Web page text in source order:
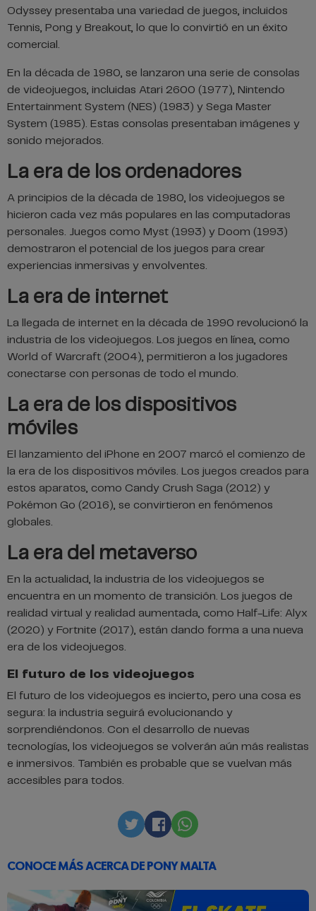
Odyssey presentaba una variedad de juegos, incluidos
Tennis, Pong y Breakout, lo que lo convirtió en un éxito
comercial.
En la década de 1980, se lanzaron una serie de consolas
de videojuegos, incluidas Atari 2600 (1977), Nintendo
Entertainment System (NES) (1983) y Sega Master
System (1985). Estas consolas presentaban imágenes y
sonido mejorados.
La era de los ordenadores
A principios de la década de 1980, los videojuegos se
hicieron cada vez más populares en las computadoras
personales. Juegos como Myst (1993) y Doom (1993)
demostraron el potencial de los juegos para crear
experiencias inmersivas y envolventes.
La era de internet
La llegada de internet en la década de 1990 revolucionó la
industria de los videojuegos. Los juegos en línea, como
World of Warcraft (2004), permitieron a los jugadores
conectarse con personas de todo el mundo.
La era de los dispositivos
móviles
El lanzamiento del iPhone en 2007 marcó el comienzo de
la era de los dispositivos móviles. Los juegos creados para
estos aparatos, como Candy Crush Saga (2012) y
Pokémon Go (2016), se convirtieron en fenómenos
globales.
La era del metaverso
En la actualidad, la industria de los videojuegos se
encuentra en un momento de transición. Los juegos de
realidad virtual y realidad aumentada, como Half-Life: Alyx
(2020) y Fortnite (2017), están dando forma a una nueva
era de los videojuegos.
El futuro de los videojuegos
El futuro de los videojuegos es incierto, pero una cosa es
segura: la industria seguirá evolucionando y
sorprendiéndonos. Con el desarrollo de nuevas
tecnologías, los videojuegos se volverán aún más realistas
e inmersivos. También es probable que se vuelvan más
accesibles para todos.
TwitterFacebookWhatsapp
CONOCE MÁS ACERCA DE PONY MALTA